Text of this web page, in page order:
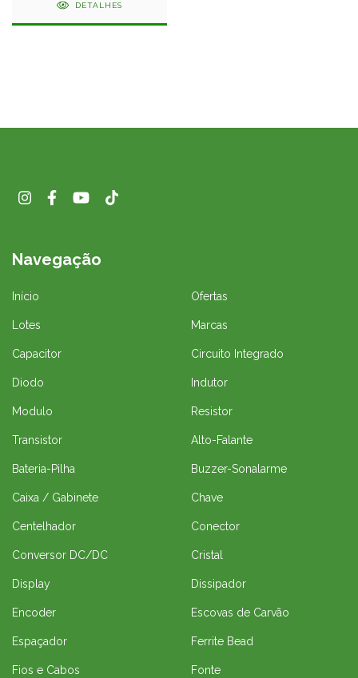
DETALHES
Navegação
Início Ofertas
Lotes Marcas
Capacitor Circuito Integrado
Diodo Indutor
Modulo Resistor
Transistor Alto-Falante
Bateria-Pilha Buzzer-Sonalarme
Caixa / Gabinete Chave
Centelhador Conector
Conversor DC/DC Cristal
Display Dissipador
Encoder Escovas de Carvão
Espaçador Ferrite Bead
Fios e Cabos Fonte